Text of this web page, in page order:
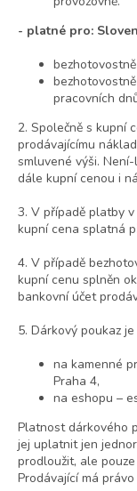
- platné pro:
pracovních
2. Společně s kupní
prodávajícímu
smluvené výši.
dále kupní cenou i
3. V případě platby
kupní cena splatná
4. V případě
kupní cenu splněn
bankovní účet
5. Dárkový poukaz
na kamenné
Praha 4,
na eshopu –
Platnost dárkového
jej uplatnit jen
prodloužit, ale
Prodávající má